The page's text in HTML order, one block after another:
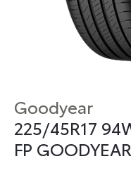
Goodyear
225/45R17
FP GOODYEAR